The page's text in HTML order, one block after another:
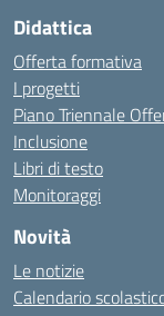
Didattica
Offerta formativa
I progetti
Piano Triennale
Inclusione
Libri di testo
Monitoraggi
Novità
Le notizie
Calendario